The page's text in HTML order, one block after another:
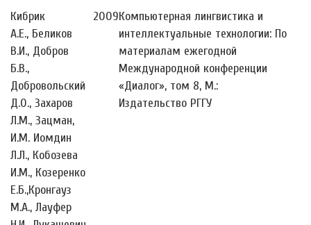
Кибрик
А.Е., Беликов
В.И., Добров
Б.В.,
Добровольский
Д.О., Захаров
Л.М., Зацман,
И.М. Иомдин
Л.Л., Кобозева
И.М., Козеренко
Е.Б.,Кронгауз
М.А., Лауфер
2009Компьютерная лингвистика и
интеллектуальные технологии: По
материалам ежегодной
Международной конференции
«Диалог», том 8, М.:
Издательство РГГУ